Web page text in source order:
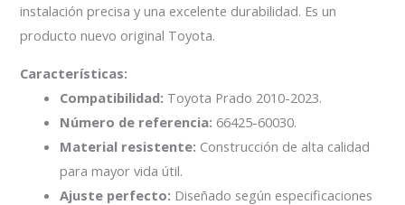
instalación precisa y una excelente durabilidad. Es un
producto nuevo original Toyota.
Características:
Compatibilidad: Toyota Prado 2010-2023.
Número de referencia: 66425-60030.
Material resistente: Construcción de alta calidad
para mayor vida útil.
Ajuste perfecto: Diseñado según especificaciones